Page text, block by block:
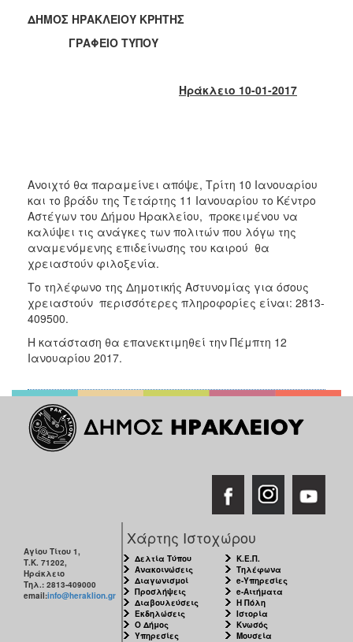
2019
2018
2011
2010
2006
ΔΗΜΟΤΗΣ
ΕΠΙΣΚΕΠΤΗΣ
ΗΡΑΚΛΕΙΟ
ΓΙΑ...
ΔΗΜΟΣ ΗΡΑΚΛΕΙΟΥ ΚΡΗΤΗΣ
ΓΡΑΦΕΙΟ ΤΥΠΟΥ
Ηράκλειο 10-01-2017
Ανοιχτό θα παραμείνει απόψε, Τρίτη 10 Ιανουαρίου
και το βράδυ της Τετάρτης 11 Ιανουαρίου το Κέντρο
Αστέγων του Δήμου Ηρακλείου, προκειμένου να
καλύψει τις ανάγκες των πολιτών που λόγω της
αναμενόμενης επιδείνωσης του καιρού θα
χρειαστούν φιλοξενία.
Το τηλέφωνο της Δημοτικής Αστυνομίας για όσους
χρειαστούν περισσότερες πληροφορίες είναι: 2813-
409500.
Η κατάσταση θα επανεκτιμηθεί την Πέμπτη 12
Ιανουαρίου 2017.
Αγίου Τίτου 1,
Τ.Κ. 71202,
Ηράκλειο
Τηλ.: 2813-409000
email:info@heraklion.gr
Χάρτης Ιστοχώρου
Δελτία Τύπου
Ανακοινώσεις
Διαγωνισμοί
Προσλήψεις
Διαβουλεύσεις
Εκδηλώσεις
Ο Δήμος
Υπηρεσίες
Κ.Ε.Π.
Τηλέφωνα
e-Υπηρεσίες
e-Αιτήματα
Η Πόλη
Ιστορία
Κνωσός
Μουσεία